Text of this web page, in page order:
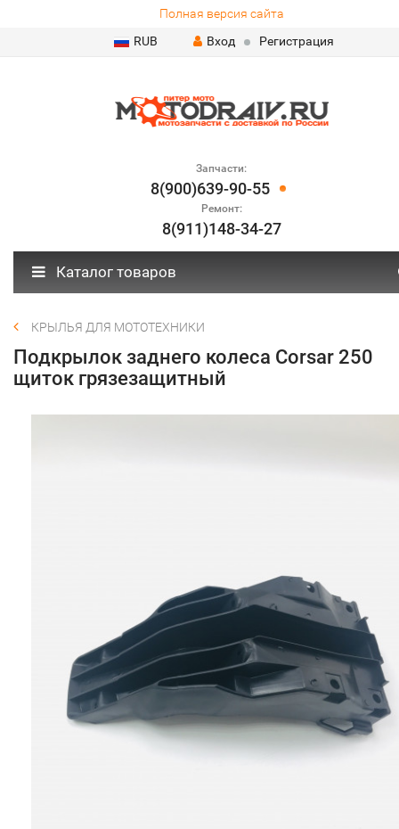
Полная версия сайта
RUB
Вход Регистрация
Запчасти:
8(900)639-90-55
Ремонт:
8(911)148-34-27
Каталог товаров
КРЫЛЬЯ ДЛЯ МОТОТЕХНИКИ
Подкрылок заднего колеса Corsar 250
щиток грязезащитный